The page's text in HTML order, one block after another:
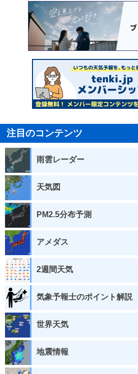
注目のコンテンツ
雨雲レーダー
天気図
PM2.5分布予測
アメダス
2週間天気
気象予報士のポイント解説
世界天気
地震情報